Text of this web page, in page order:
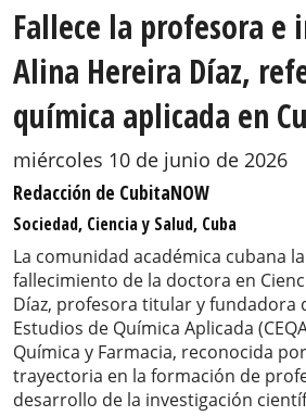
Fallece la profesora e
Alina Hereira Díaz,
química aplicada en
miércoles 10 de junio de 2026
Redacción de CubitaNOW
Sociedad, Ciencia y Salud, Cuba
La comunidad académica cubana
fallecimiento de la doctora en
Díaz, profesora titular y fundadora
Estudios de Química Aplicada
Química y Farmacia, reconocida
trayectoria en la formación de
desarrollo de la investigación